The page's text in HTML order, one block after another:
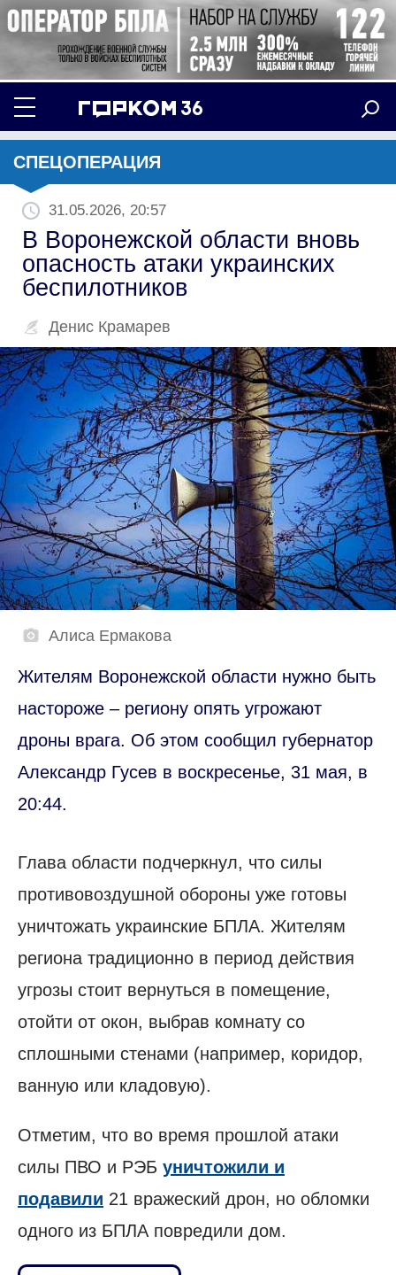
СПЕЦОПЕРАЦИЯ
31.05.2026, 20:57
В Воронежской области вновь
опасность атаки украинских
беспилотников
Денис Крамарев
Алиса Ермакова
Жителям Воронежской области нужно быть
настороже – региону опять угрожают
дроны врага. Об этом сообщил губернатор
Александр Гусев в воскресенье, 31 мая, в
20:44.
Глава области подчеркнул, что силы
противовоздушной обороны уже готовы
уничтожать украинские БПЛА. Жителям
региона традиционно в период действия
угрозы стоит вернуться в помещение,
отойти от окон, выбрав комнату со
сплошными стенами (например, коридор,
ванную или кладовую).
Отметим, что во время прошлой атаки
силы ПВО и РЭБ уничтожили и
подавили 21 вражеский дрон, но обломки
одного из БПЛА повредили дом.